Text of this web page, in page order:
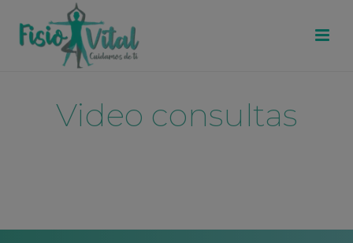
Video consultas